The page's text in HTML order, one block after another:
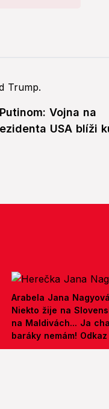
Vojna na
USA blíži
Arabela Jana
Niekto žije na
na Maldivách... Ja
baráky nemám!